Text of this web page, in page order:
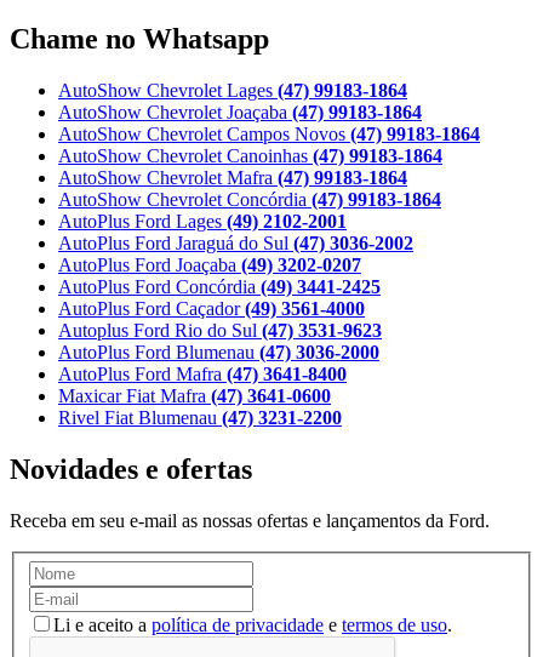
Chame no Whatsapp
AutoShow Chevrolet Lages (47) 99183-1864
AutoShow Chevrolet Joaçaba (47) 99183-1864
AutoShow Chevrolet Campos Novos (47) 99183-1864
AutoShow Chevrolet Canoinhas (47) 99183-1864
AutoShow Chevrolet Mafra (47) 99183-1864
AutoShow Chevrolet Concórdia (47) 99183-1864
AutoPlus Ford Lages (49) 2102-2001
AutoPlus Ford Jaraguá do Sul (47) 3036-2002
AutoPlus Ford Joaçaba (49) 3202-0207
AutoPlus Ford Concórdia (49) 3441-2425
AutoPlus Ford Caçador(49) 3561-4000
Autoplus Ford Rio do Sul (47) 3531-9623
AutoPlus Ford Blumenau (47) 3036-2000
AutoPlus Ford Mafra (47) 3641-8400
Maxicar Fiat Mafra (47) 3641-0600
Rivel Fiat Blumenau (47) 3231-2200
Novidades e ofertas
Receba em seu e-mail as nossas ofertas e lançamentos da Ford.
Li e aceito a política de privacidade e termos de uso.